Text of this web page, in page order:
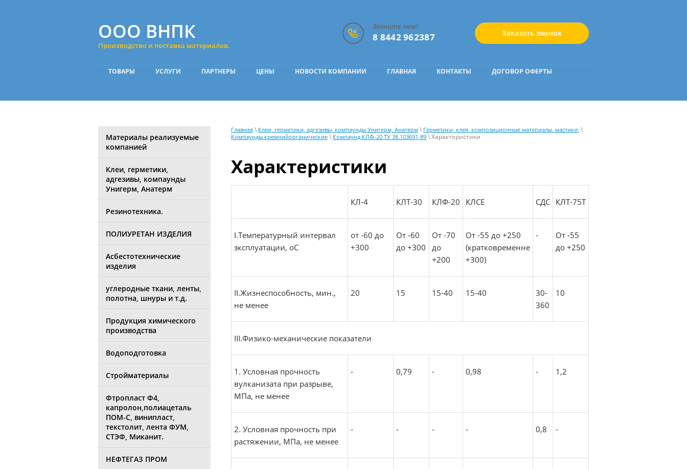
ООО ВНПК
Производство и поставка материалов.
Звоните нам!
8 8442 962387 Заказать звонок
ТОВАРЫ УСЛУГИ ПАРТНЕРЫ ЦЕНЫ НОВОСТИ КОМПАНИИ ГЛАВНАЯ КОНТАКТЫ ДОГОВОР ОФЕРТЫ
Материалы реализуемые
компанией
Клеи, герметики,
адгезивы, компаунды
Унигерм, Анатерм
Резинотехника.
ПОЛИУРЕТАН ИЗДЕЛИЯ
Асбестотехнические
изделия
углеродные ткани, ленты,
полотна, шнуры и т.д.
Продукция химического
производства
Водоподготовка
Стройматериалы
Фтропласт Ф4,
капролон,полиацеталь
ПОМ-С, винипласт,
текстолит, лента ФУМ,
СТЭФ, Миканит.
НЕФТЕГАЗ ПРОМ
Главная \ Клеи, герметики, адгезивы, компаунды Унигерм, Анатерм \ Герметики, клея, композиционные материалы, мастики. \
Компаунды кремнийорганические \ Компаунд КЛФ-20 ТУ 38.103691-89 \ Характеристики
Характеристики
КЛ-4 КЛТ-30 КЛФ-20 КЛСЕ СДС КЛТ-75Т
I.Температурный интервал
эксплуатации, оС
от -60 до
+300
От -60
до +300
От -70
до
+200
От -55 до +250
(кратковременне
+300)
-
От -55
до +250
II.Жизнеспособность, мин.,
не менее
20 15 15-40 15-40
30-
360
10
III.Физико-механические показатели
1. Условная прочность
вулканизата при разрыве,
МПа, не менее
- 0,79 - 0,98 - 1,2
2. Условная прочность при
растяжении, МПа, не менее
- - - - 0,8 -